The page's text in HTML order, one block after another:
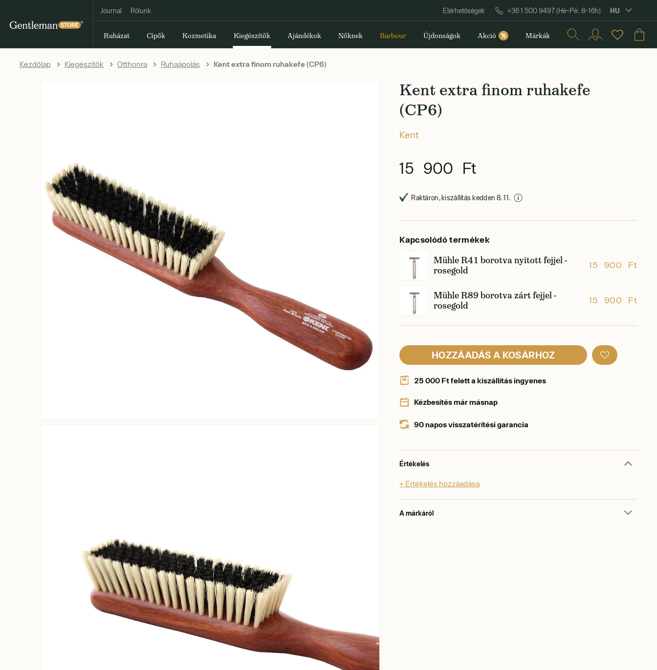
Journal Rólunk Elérhetőségek +36 1 500 9497 (Hé–Pé: 8–16h) HU
Ruházat Cipők Kozmetika Kiegészítők Ajándékok Nőknek Barbour Újdonságok Akció % Márkák
Kezdőlap Kiegészítők Otthonra Ruhaápolás Kent extra finom ruhakefe (CP6)
Kent extra finom ruhakefe
(CP6)
Kent
15 900 Ft
Raktáron, kiszállítás kedden 8. 11.
Kapcsolódó termékek
Mühle R41 borotva nyitott fejjel -
rosegold
15 900 Ft
Mühle R89 borotva zárt fejjel -
rosegold
15 900 Ft
HOZZÁADÁS A KOSÁRHOZ
25 000 Ft felett a kiszállítás ingyenes
Kézbesítés már másnap
90 napos visszatérítési garancia
Értékelés
+ Értékelés hozzáadása
A márkáról